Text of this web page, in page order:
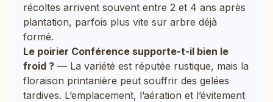
récoltes arrivent souvent entre 2 et 4 ans après
plantation, parfois plus vite sur arbre déjà
formé.
Le poirier Conférence supporte-t-il bien le
froid ? — La variété est réputée rustique, mais la
floraison printanière peut souffrir des gelées
tardives. L’emplacement, l’aération et l’évitement